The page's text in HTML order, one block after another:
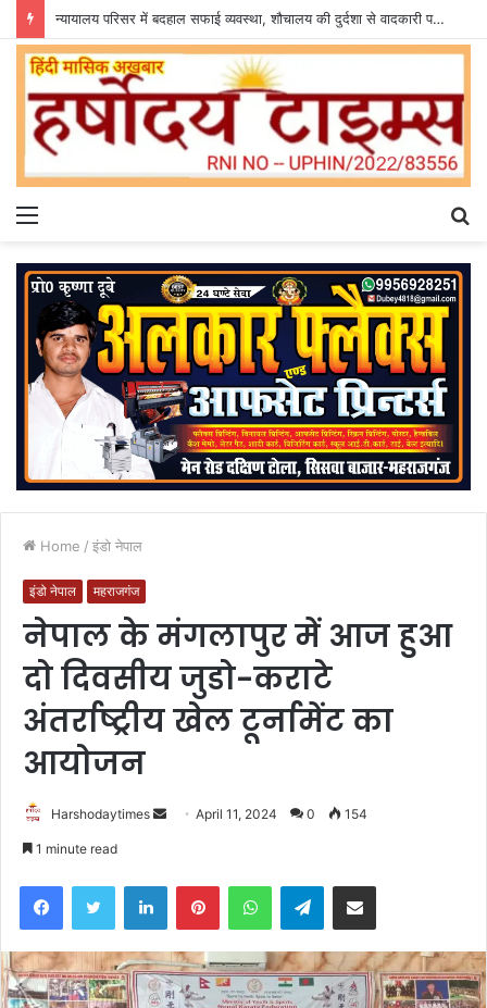
न्यायालय परिसर में बदहाल सफाई व्यवस्था, शौचालय की दुर्दशा से वादकारी परेशान
Menu
Home / इंडो नेपाल
इंडो नेपाल महराजगंज
नेपाल के मंगलापुर में आज हुआ
दो दिवसीय जुडो-कराटे
अंतर्राष्ट्रीय खेल टूर्नामेंट का
आयोजन
Harshodaytimes
SendApril 11, 2024 0 154
1 minute read
FacebookTwitter LinkedInPinterestWhatsAppTelegramShare via Email